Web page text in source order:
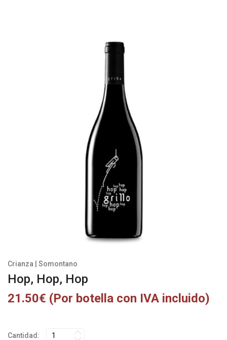
Crianza | Somontano
Hop, Hop, Hop
21.50€ (Por botella con IVA incluido)
Cantidad: